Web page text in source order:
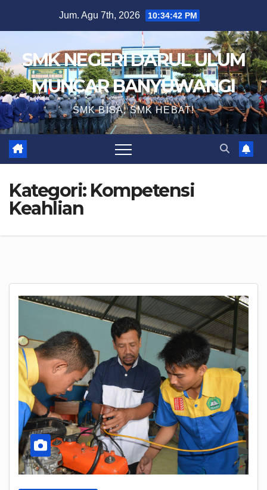
Jum. Agu 7th, 2026 10:34:42 PM
SMK NEGERI DARUL ULUM
MUNCAR BANYUWANGI
SMK BISA, SMK HEBAT!
Kategori: Kompetensi
Keahlian